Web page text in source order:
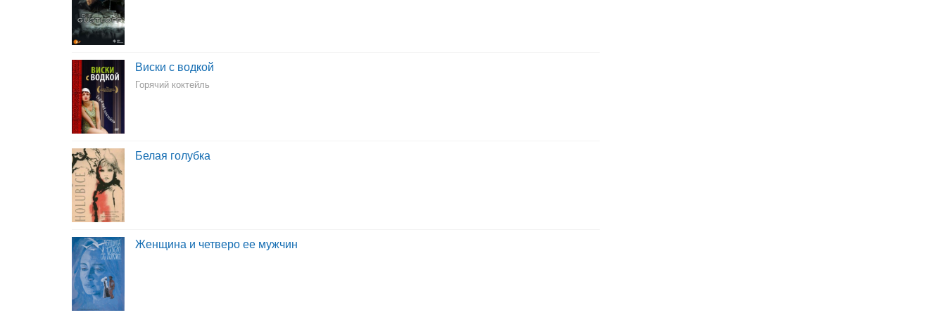
Виски с водкой
Горячий коктейль
Белая голубка
Женщина и четверо ее мужчин